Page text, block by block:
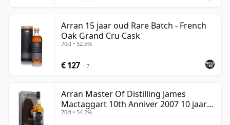
Arran 15 jaar oud Rare Batch - French
Oak Grand Cru Cask
70cl • 52.5%
€ 127 ?
Arran Master Of Distilling James
Mactaggart 10th Anniver 2007 10 jaar
oud
70cl • 54.2%